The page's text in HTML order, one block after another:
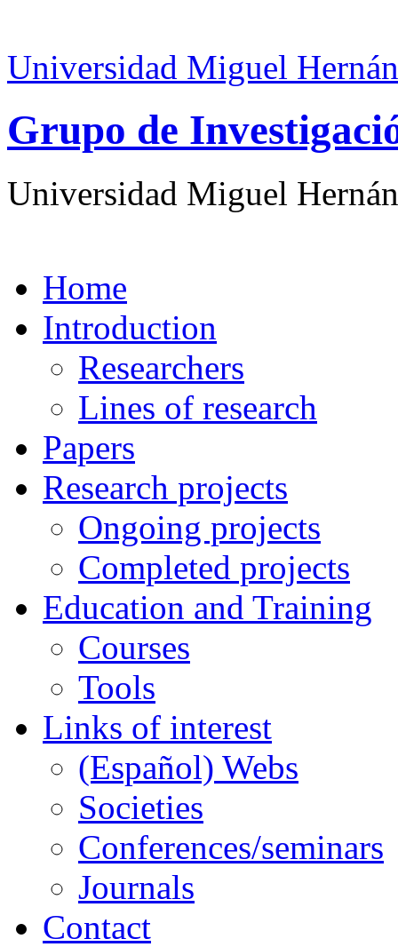
Universidad Miguel
Grupo de
Universidad Miguel
Home
Introduction
Researchers
Lines of research
Papers
Research projects
Ongoing projects
Completed projects
Education and Training
Courses
Tools
Links of interest
(Español) Webs
Societies
Conferences/seminars
Journals
Contact